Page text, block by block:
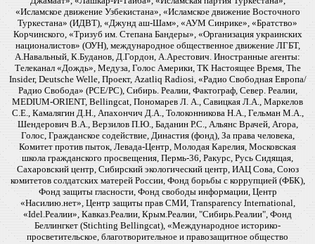
«Исламское движение Узбекистана», «Исламское движение Восточного
Туркестана» (ИДВТ), «Джунд аш-Шам», «АУМ Синрике», «Братство»
Корчинского, «Тризуб им. Степана Бандеры», «Организация украинских
националистов» (ОУН), международное общественное движение ЛГБТ,
А.Навальный, К.Буданов, Д.Гордон, А.Арестович. Иностранные агенты:
Телеканал «Дождь», Медуза, Голос Америки, ТК Настоящее Время, The
Insider, Deutsche Welle, Проект, Azatliq Radiosi, «Радио Свободная Европа/
Радио Свобода» (PCE/PC), Сибирь. Реалии, Фактограф, Север. Реалии,
MEDIUM-ORIENT, Bellingcat, Пономарев Л. А., Савицкая Л.А., Маркелов
С.Е., Камалягин Д.Н., Апахончич Д.А., Толоконникова Н.А., Гельман М.А.,
Шендерович В.А., Верзилов П.Ю., Баданин Р.С., Альянс Врачей, Агора,
Голос, Гражданское содействие, Династия (фонд), За права человека,
Комитет против пыток, Левада-Центр, Молодая Карелия, Московская
школа гражданского просвещения, Пермь-36, Ракурс, Русь Сидящая,
Сахаровский центр, Сибирский экологический центр, ИАЦ Сова, Союз
комитетов солдатских матерей России, Фонд борьбы с коррупцией (ФБК),
Фонд защиты гласности, Фонд свободы информации, Центр
«Насилию.нет», Центр защиты прав СМИ, Transparency International,
«Idel.Реалии», Кавказ.Реалии, Крым.Реалии, "Сибирь.Реалии", Фонд
Беллингкет (Stichting Bellingcat), «Международное историко-
просветительское, благотворительное и правозащитное общество